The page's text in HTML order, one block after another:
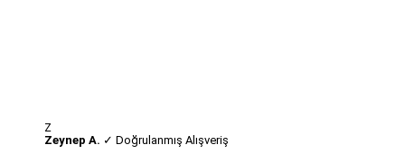
Z
Zeynep A. ✓ Doğrulanmış Alışveriş